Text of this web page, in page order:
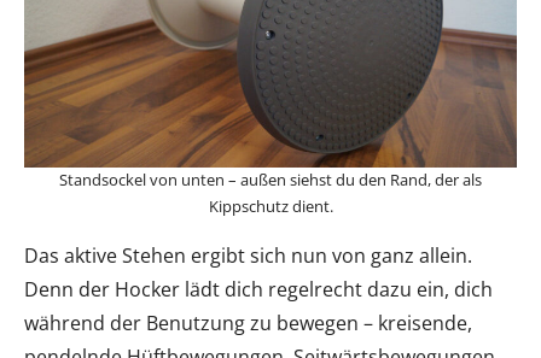
Standsockel von unten – außen siehst du den Rand, der als
Kippschutz dient.
Das aktive Stehen ergibt sich nun von ganz allein.
Denn der Hocker lädt dich regelrecht dazu ein, dich
während der Benutzung zu bewegen – kreisende,